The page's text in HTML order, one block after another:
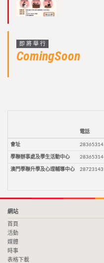
即將舉行
ComingSoon
電話
會址 28365314
學聯辦事處及學生活動中心 28365314
澳門學聯升學及心理輔導中心 28723143
網站
首頁
活動
媒體
時事
表格下載